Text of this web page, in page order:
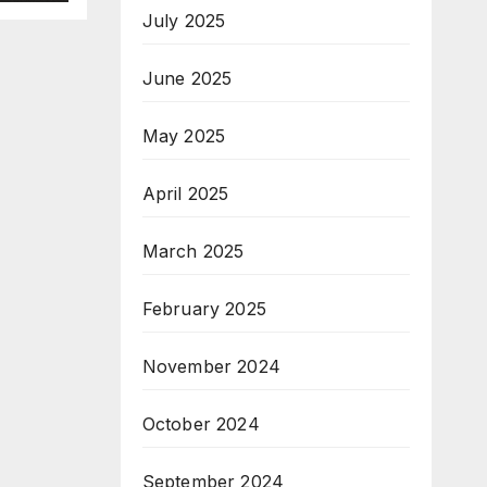
July 2025
June 2025
May 2025
April 2025
March 2025
February 2025
November 2024
October 2024
September 2024